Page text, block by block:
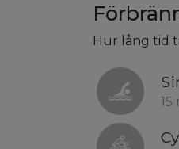
Hur lång tid
15